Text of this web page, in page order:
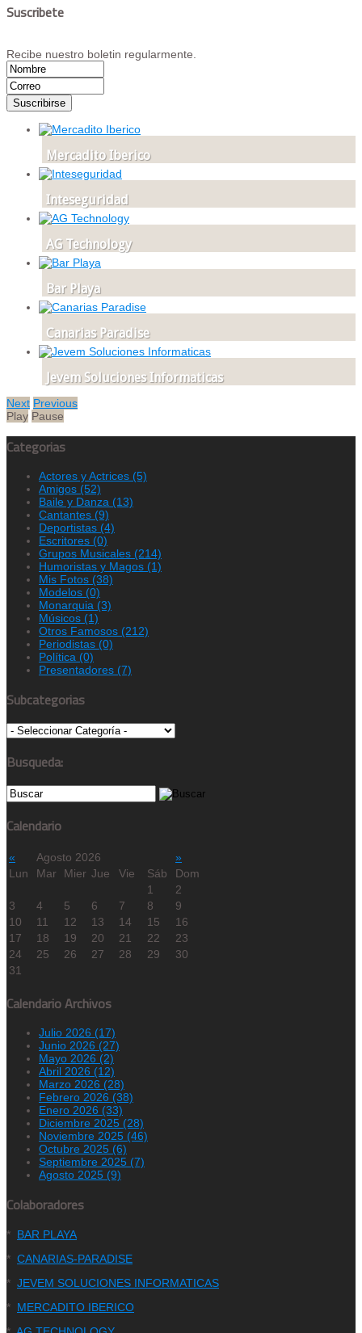
Suscribete
Recibe nuestro boletin regularmente.
Mercadito Iberico
Inteseguridad
AG Technology
Bar Playa
Canarias Paradise
Jevem Soluciones Informaticas
Next Previous
Play Pause
Categorias
Actores y Actrices (5)
Amigos (52)
Baile y Danza (13)
Cantantes (9)
Deportistas (4)
Escritores (0)
Grupos Musicales (214)
Humoristas y Magos (1)
Mis Fotos (38)
Modelos (0)
Monarquia (3)
Músicos (1)
Otros Famosos (212)
Periodistas (0)
Política (0)
Presentadores (7)
Subcategorias
Busqueda:
Calendario
« Agosto 2026
»
Lun
Mar Mier Jue Vie Sáb
Dom
1
2
3
4 5 6 7 8
9
10
11 12 13 14 15
16
17
18 19 20 21 22
23
24
25 26 27 28 29
30
31
Calendario Archivos
Julio 2026 (17)
Junio 2026 (27)
Mayo 2026 (2)
Abril 2026 (12)
Marzo 2026 (28)
Febrero 2026 (38)
Enero 2026 (33)
Diciembre 2025 (28)
Noviembre 2025 (46)
Octubre 2025 (6)
Septiembre 2025 (7)
Agosto 2025 (9)
Colaboradores
* BAR PLAYA
* CANARIAS-PARADISE
* JEVEM SOLUCIONES INFORMATICAS
* MERCADITO IBERICO